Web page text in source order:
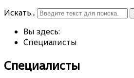
Искать...
Вы здесь:
Специалисты
Специалисты